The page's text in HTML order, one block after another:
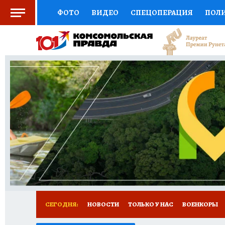
ФОТО ВИДЕО СПЕЦОПЕРАЦИЯ
СОЦПОДДЕРЖКА НАУКА СПЕЦПРОЕКТЫ
НАЦИОНАЛЬНЫЕ ПРОЕКТЫ РОССИИ
ЖЕНСКИЕ СЕКРЕТЫ ПУТЕВОДИТЕЛЬ
ДЕФИЦИТ ЖЕЛЕЗА ПРЕСС-ЦЕНТР
РЕКЛАМА ТЕСТЫ НОВОЕ НА САЙТЕ
СЕГОДНЯ: НОВОСТИ ТОЛЬКО У НАС ВОЕНКОРЫ